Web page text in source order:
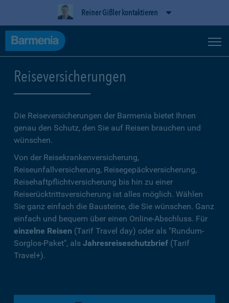
Reiner Gißler kontaktieren
Reiseversicherungen
Die Reiseversicherungen der Barmenia bietet Ihnen
genau den Schutz, den Sie auf Reisen brauchen und
wünschen.
Von der Reisekrankenversicherung,
Reiseunfallversicherung, Reisegepäckversicherung,
Reisehaftpflichtversicherung bis hin zu einer
Reiserücktrittsversicherung ist alles möglich. Wählen
Sie ganz einfach die Bausteine, die Sie wünschen. Ganz
einfach und bequem über einen Online-Abschluss. Für
einzelne Reisen (Tarif Travel day) oder als "Rundum-
Sorglos-Paket", als Jahresreiseschutzbrief (Tarif
Travel+).